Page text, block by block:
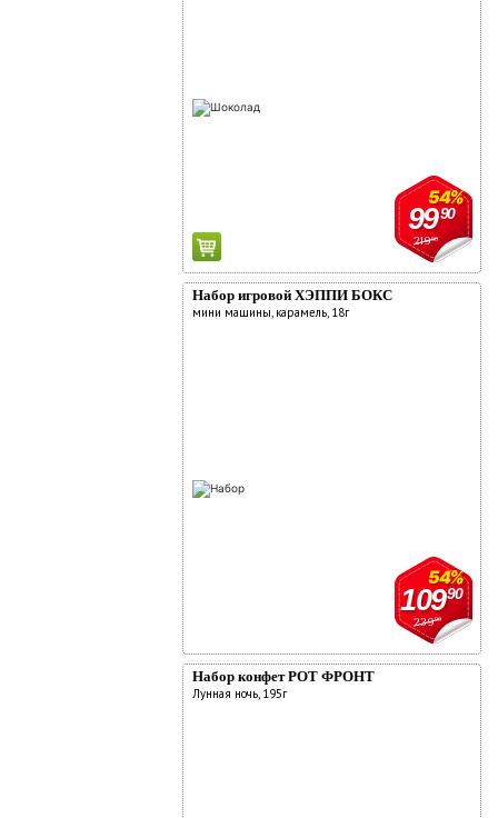
21990
54%
9990
Набор игровой ХЭППИ БОКС
мини машины, карамель, 18г
23990
54%
10990
Набор конфет РОТ ФРОНТ
Лунная ночь, 195г